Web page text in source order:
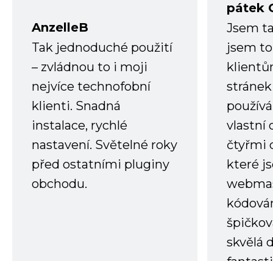
AnzelleB
Tak jednoduché použití
– zvládnou to i moji
nejvíce technofobní
klienti. Snadná
instalace, rychlé
nastavení. Světelné roky
před ostatními pluginy
obchodu.
pátek
Jsem
jsem
vlastní
čtyřmi
které
skvělá